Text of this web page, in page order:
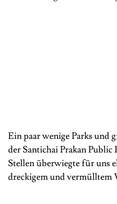
Ein paar wenige Parks und
der Santichai Prakan Public
Stellen überwiegte für uns
dreckigem und vermülltem